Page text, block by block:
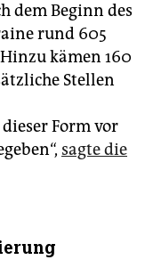
dem Beginn des
rund 605
kämen 160
Stellen
Form vor
sagte die